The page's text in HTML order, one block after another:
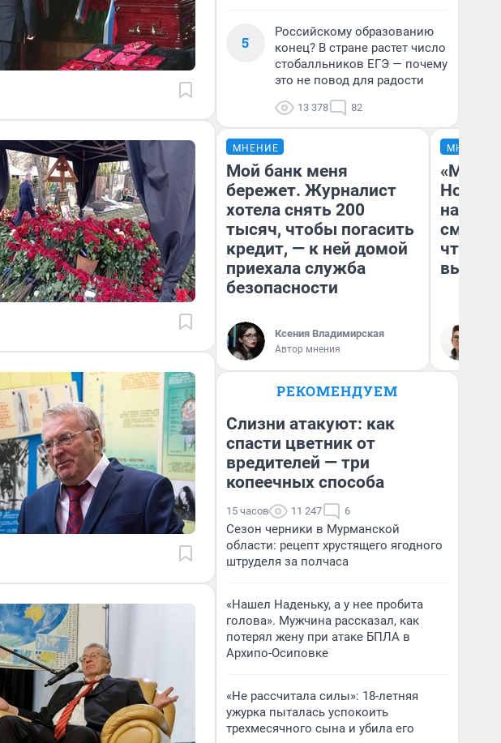
5
Российскому образованию
конец? В стране растет число
стобалльников ЕГЭ — почему
это не повод для радости
13 378 82
МНЕНИЕ
Мой банк меня
бережет. Журналист
хотела снять 200
тысяч, чтобы погасить
кредит, — к ней домой
приехала служба
безопасности
Ксения Владимирская
Автор мнения
МНЕНИЕ
«Мы
чтобы
РЕКОМЕНДУЕМ
Слизни атакуют: как
спасти цветник от
вредителей — три
копеечных способа
15 часов 11 247 6
Сезон черники в Мурманской
области: рецепт хрустящего ягодного
штруделя за полчаса
«Нашел Наденьку, а у нее пробита
голова». Мужчина рассказал, как
потерял жену при атаке БПЛА в
Архипо-Осиповке
«Не рассчитала силы»: 18-летняя
ужурка пыталась успокоить
трехмесячного сына и убила его